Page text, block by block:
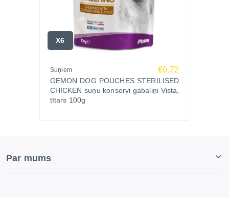
X6
Suņiem €0.72
GEMON DOG POUCHES STERILISED
CHICKEN suņu konservi gabaliņi Vista,
tītars 100g
Par mums